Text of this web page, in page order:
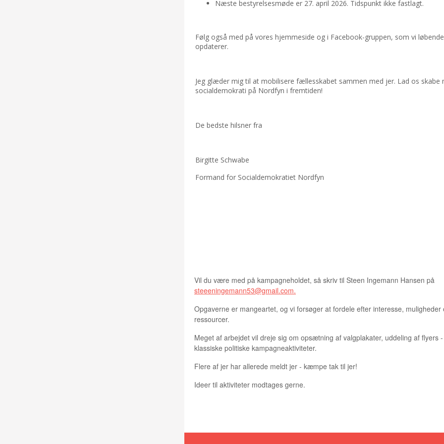
Næste bestyrelsesmøde er 27. april 2026. Tidspunkt ikke fastlagt.
Følg også med på vores hjemmeside og i Facebook-gruppen, som vi løbende
opdaterer.
Jeg glæder mig til at mobilisere fællesskabet sammen med jer. Lad os skabe
socialdemokrati på Nordfyn i fremtiden!
De bedste hilsner fra
Birgitte Schwabe
Formand for Socialdemokratiet Nordfyn
Vil du være med på kampagneholdet, så skriv til Steen Ingemann Hansen på
steeeningemann53@gmail.com.
Opgaverne er mangeartet, og vi forsøger at fordele efter interesse, muligheder
ressourcer.
Meget af arbejdet vil dreje sig om opsætning af valgplakater, uddeling af flyers
klassiske politiske kampagneaktiviteter.
Flere af jer har allerede meldt jer - kæmpe tak til jer!
Ideer til aktiviteter modtages gerne.